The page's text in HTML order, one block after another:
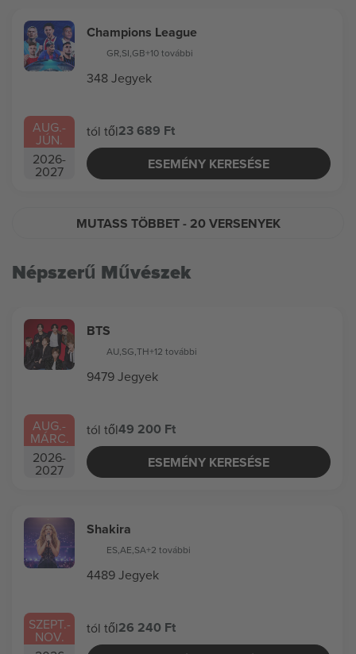
AUG.-
JÚN.
2026-
2027
Champions League
GR,SI,GB+10 további
348 Jegyek
tól től23 689 Ft
ESEMÉNY KERESÉSE
MUTASS TÖBBET- 20 VERSENYEK
Népszerű Művészek
AUG.-
MÁRC.
2026-
2027
BTS
AU,SG,TH+12 további
9479 Jegyek
tól től49 200 Ft
ESEMÉNY KERESÉSE
SZEPT.-
NOV.
Shakira
ES,AE,SA+2 további
4489 Jegyek
tól től26 240 Ft